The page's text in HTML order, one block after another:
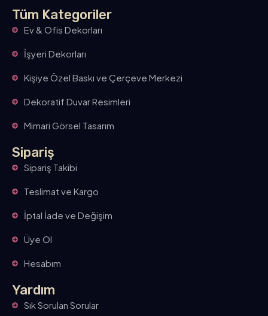
Tüm Kategoriler
Ev & Ofis Dekorları
İşyeri Dekorları
Kişiye Özel Baskı ve Çerçeve Merkezi
Dekoratif Duvar Resimleri
Mimari Görsel Tasarım
Sipariş
Sipariş Takibi
Teslimat ve Kargo
İptal İade ve Değişim
Üye Ol
Hesabım
Yardım
Sık Sorulan Sorular